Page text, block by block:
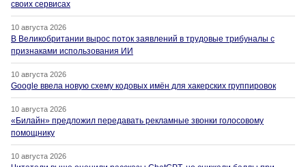
своих сервисах
10 августа 2026
В Великобритании вырос поток заявлений в трудовые трибуналы с
признаками использования ИИ
10 августа 2026
Google ввела новую схему кодовых имён для хакерских группировок
10 августа 2026
«Билайн» предложил передавать рекламные звонки голосовому
помощнику
10 августа 2026